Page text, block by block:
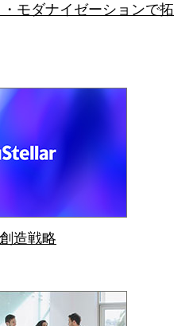
モダナイゼーションで拓
造戦略